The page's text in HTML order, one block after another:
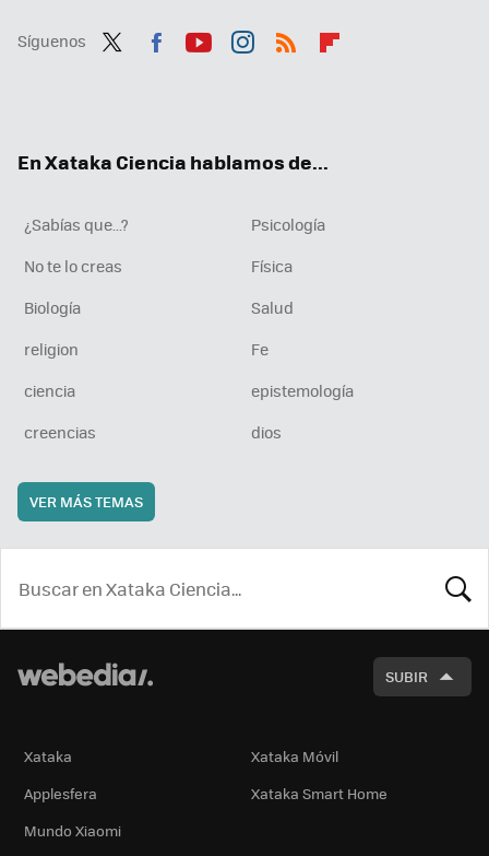
Síguenos
En Xataka Ciencia hablamos de...
¿Sabías que...?
Psicología
No te lo creas
Física
Biología
Salud
religion
Fe
ciencia
epistemología
creencias
dios
VER MÁS TEMAS
SUBIR
Xataka
Xataka Móvil
Applesfera
Xataka Smart Home
Mundo Xiaomi